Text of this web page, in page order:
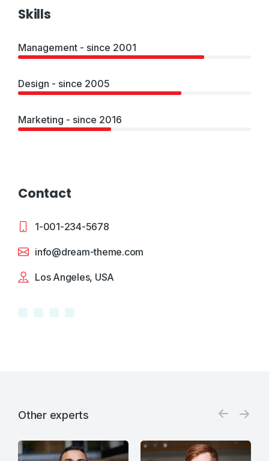
Skills
Management - since 2001
Design - since 2005
Marketing - since 2016
Contact
1-001-234-5678
info@dream-theme.com
Los Angeles, USA
Other experts